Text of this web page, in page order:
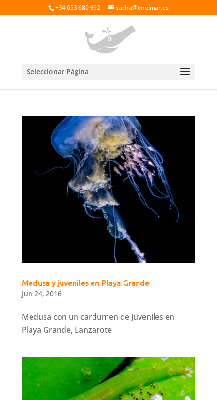
+34 653 680 992 sacha@enelmar.es
Seleccionar Página
Medusa y juveniles en Playa Grande
Jun 24, 2016
Medusa con un cardumen de juveniles en
Playa Grande, Lanzarote